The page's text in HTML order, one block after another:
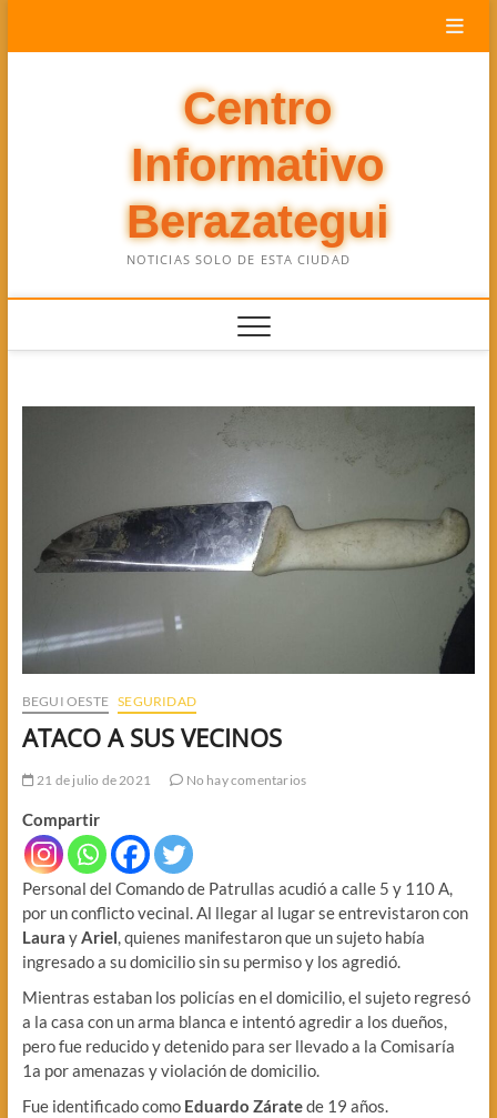
Centro
Informativo
Berazategui
NOTICIAS SOLO DE ESTA CIUDAD
BEGUI OESTE SEGURIDAD
ATACO A SUS VECINOS
21 de julio de 2021 No hay comentarios
Compartir
Personal del Comando de Patrullas acudió a calle 5 y 110 A,
por un conflicto vecinal. Al llegar al lugar se entrevistaron con
Laura yAriel, quienes manifestaron que un sujeto había
ingresado a su domicilio sin su permiso y los agredió.
Mientras estaban los policías en el domicilio, el sujeto regresó
a la casa con un arma blanca e intentó agredir a los dueños,
pero fue reducido y detenido para ser llevado a la Comisaría
1a por amenazas y violación de domicilio.
Fue identificado como Eduardo Záratede 19 años.